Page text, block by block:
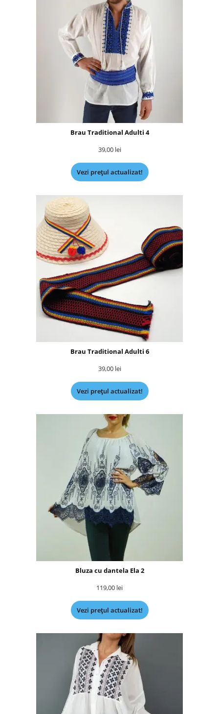
Brau Traditional Adulti 4
39,00 lei
Vezi prețul actualizat!
Brau Traditional Adulti 6
39,00 lei
Vezi prețul actualizat!
Bluza cu dantela Ela 2
119,00 lei
Vezi prețul actualizat!